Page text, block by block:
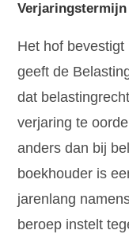
Het hof
geeft de
dat
verjaring te
anders dan bij
boekhouder is
jarenlang
beroep instelt